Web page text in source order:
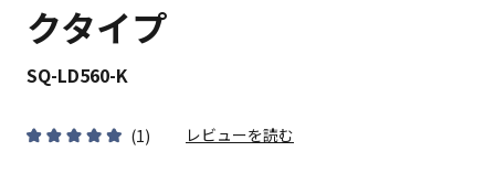
クタイプ
SQ-LD560-K
(1) レビューを読む